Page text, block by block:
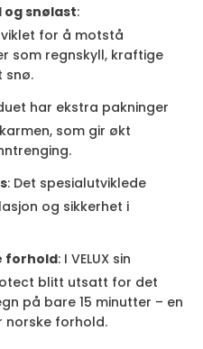
snølast:
for å motstå
som regnskyll, kraftige
snø.
har ekstra pakninger
som gir økt
: Det spesialutviklede
og sikkerhet i
forhold: I VELUX sin
blitt utsatt for det
på bare 15 minutter – en
norske forhold.